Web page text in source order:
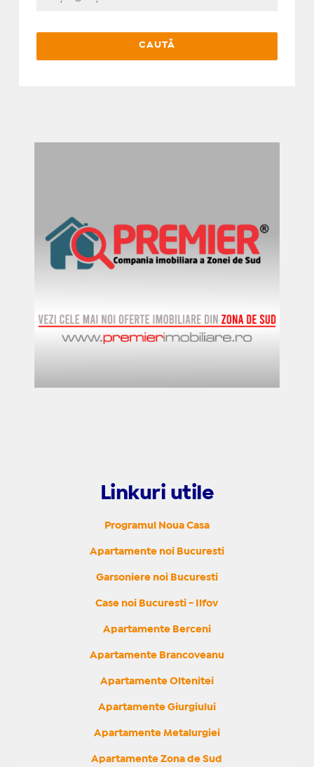
Linkuri utile
Programul Noua Casa
Apartamente noi Bucuresti
Garsoniere noi Bucuresti
Case noi Bucuresti - Ilfov
Apartamente Berceni
Apartamente Brancoveanu
Apartamente Oltenitei
Apartamente Giurgiului
Apartamente Metalurgiei
Apartamente Zona de Sud